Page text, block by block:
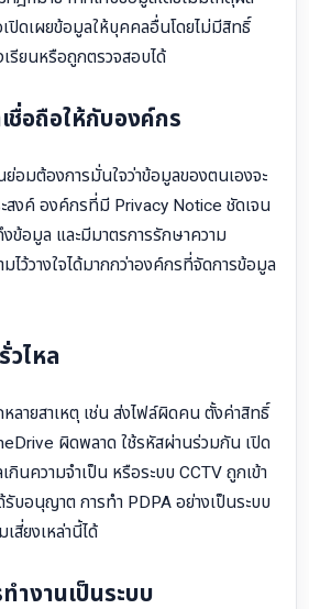
เปิดเผยข้อมูลให้บุคคลอื่นโดยไม่มีสิทธิ์
รียนหรือถูกตรวจสอบได้
ชื่อถือให้กับองค์กร
อมต้องการมั่นใจว่าข้อมูลของตนเองจะ
สงค์ องค์กรที่มี Privacy Notice ชัดเจน
ข้อมูล และมีมาตรการรักษาความ
ไว้วางใจได้มากกว่าองค์กรที่จัดการข้อมูล
วไหล
หลายสาเหตุ เช่น ส่งไฟล์ผิดคน ตั้งค่าสิทธิ์
ผิดพลาด ใช้รหัสผ่านร่วมกัน เปิด
กินความจำเป็น หรือระบบ CCTV ถูกเข้า
รับอนุญาต การทำ PDPA อย่างเป็นระบบ
สี่ยงเหล่านี้ได้
ำงานเป็นระบบ